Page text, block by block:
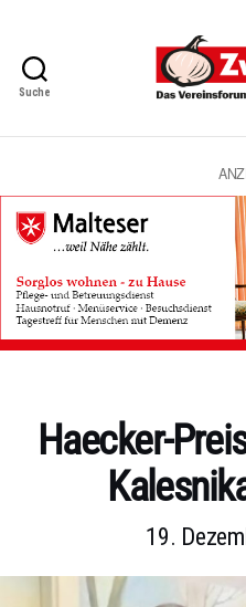
Suche
Kategorien
Haecker-
19.